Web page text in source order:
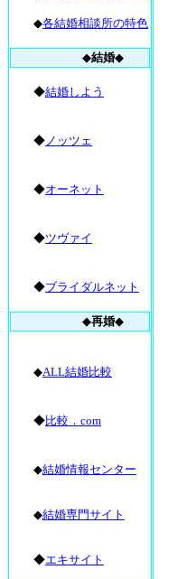
恥
◆各結婚相談所の特色
◆結婚◆
◆結婚しよう
◆ノッツェ
◆オーネット
◆ツヴァイ
◆ブライダルネット
◆再婚◆
◆ALL結婚比較
◆比較．com
◆結婚情報センター
◆結婚専門サイト
◆エキサイト